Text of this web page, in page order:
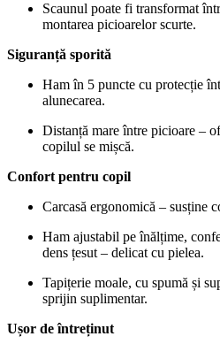
Scaunul poate fi transformat
montarea picioarelor scurte.
Siguranță sporită
Ham în 5 puncte cu protecție
alunecarea.
Distanță mare între picioare –
copilul se mișcă.
Confort pentru copil
Carcasă ergonomică – susține
Ham ajustabil pe înălțime,
dens țesut – delicat cu pielea.
Tapițerie moale, cu spumă și
sprijin suplimentar.
Ușor de întreținut